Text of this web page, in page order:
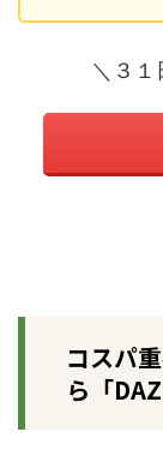
＼３１
コスパ
ら「